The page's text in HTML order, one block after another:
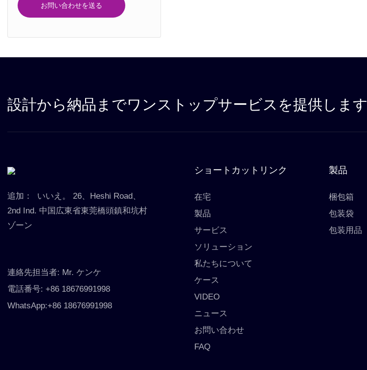
お問い合わせを送る
設計から納品までワンストップサービスを提供します
追加：
いいえ。 26、Heshi Road、
2nd Ind. 中国広東省東莞橋頭鎮和坑村
ゾーン
連絡先担当者: Mr. ケンケ
電話番号: +86 18676991998
WhatsApp:+86 18676991998
ショートカットリンク
在宅
製品
サービス
ソリューション
私たちについて
ケース
VIDEO
ニュース
お問い合わせ
FAQ
製品
梱包箱
包装袋
包装用品